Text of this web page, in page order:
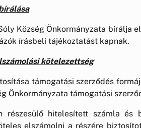
Község Önkormányzata bírálja
írásbeli tájékoztatást kapnak.
kötelezettség
támogatási szerződés
Önkormányzata támogatási
részesülő hitelesített számla és
elszámolni a részére